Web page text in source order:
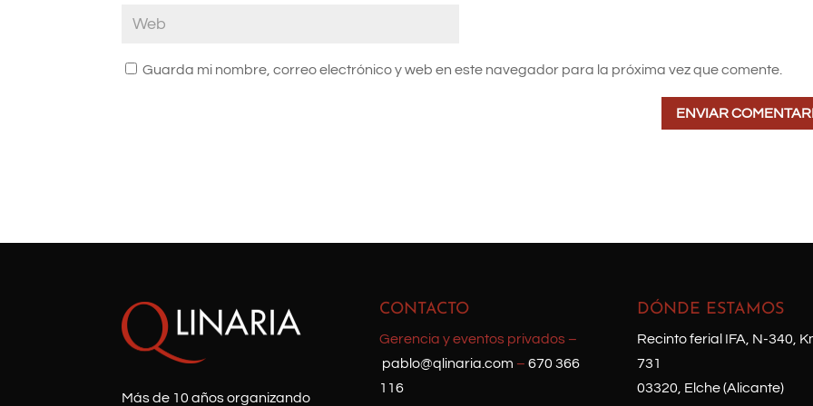
Guarda mi nombre, correo electrónico y web en este navegador para la próxima vez que comente.
Más de 10 años organizando
CONTACTO
Gerencia y eventos privados –
pablo@qlinaria.com – 670 366
116
DÓNDE ESTAMOS
Recinto ferial IFA, N-340,
731
03320, Elche (Alicante)